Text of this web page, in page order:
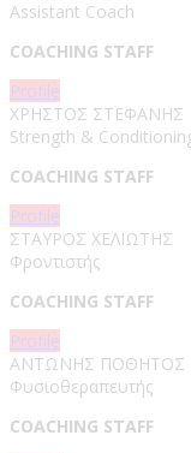
Assistant Coach
COACHING STAFF
Profile
ΧΡΗΣΤΟΣ ΣΤΕΦΑΝΗΣ
Strength &
COACHING STAFF
Profile
ΣΤΑΥΡΟΣ ΧΕΛΙΩΤΗΣ
Φροντιστής
COACHING STAFF
Profile
ΑΝΤΩΝΗΣ ΠΟΘΗΤΟΣ
Φυσιοθεραπευτής
COACHING STAFF